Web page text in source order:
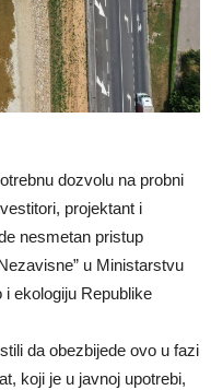
dozvolu na probni
projektant i
nesmetan pristup
u Ministarstvu
ekologiju Republike
da obezbijede ovo u fazi
koji je u javnoj upotrebi,